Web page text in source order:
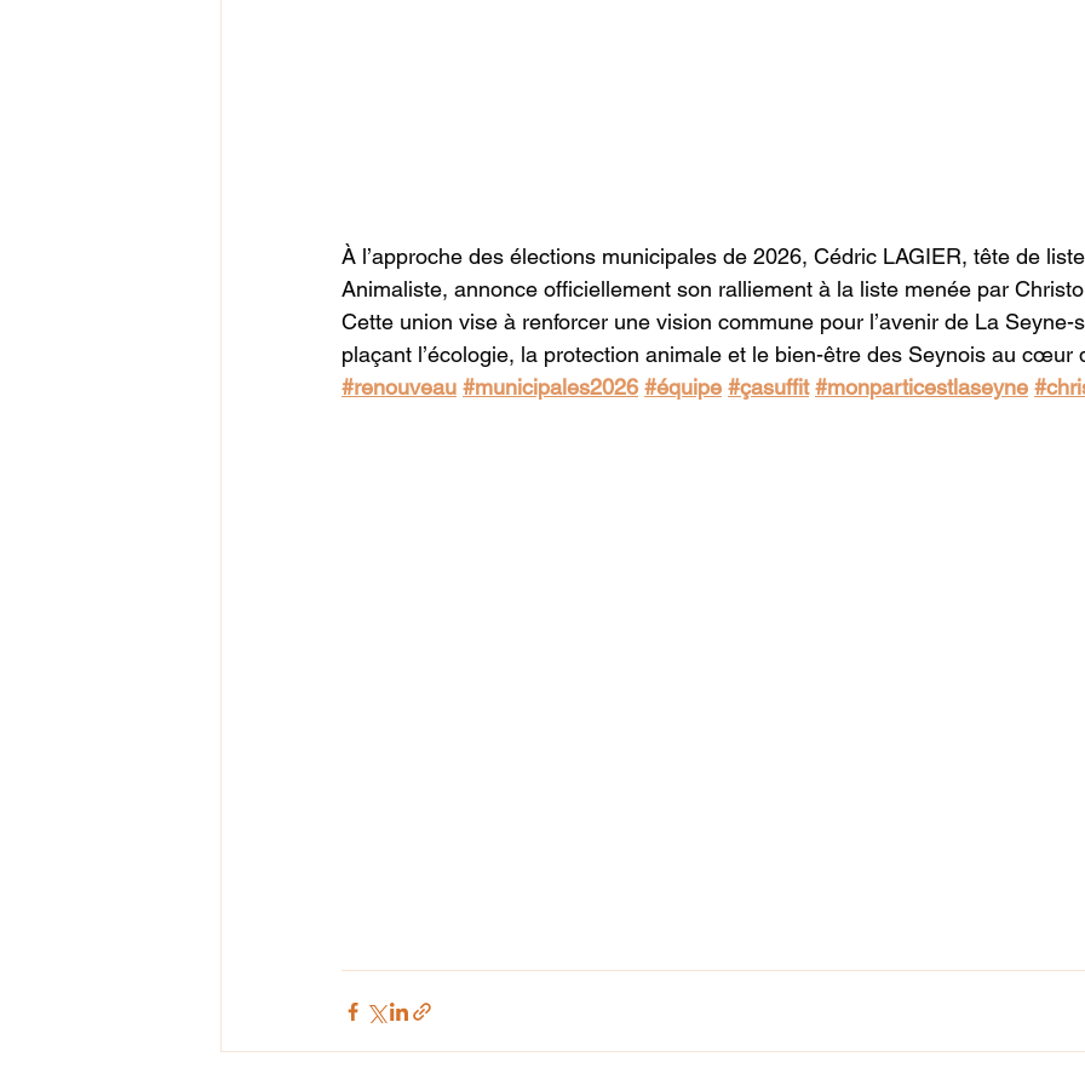
À l’approche des élections municipales de 2026, Cédric LAGIER, tête de
Animaliste, annonce officiellement son ralliement à la liste menée par
Cette union vise à renforcer une vision commune pour l’avenir de La Seyne-
plaçant l’écologie, la protection animale et le bien-être des Seynois au cœur
#renouveau #municipales2026 #équipe #çasuffit #monparticestlaseyne